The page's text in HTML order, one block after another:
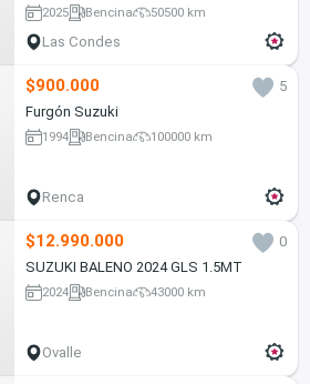
2025 Bencina 50500 km
Las Condes
$900.000
5
Furgón Suzuki
1994 Bencina 100000 km
Renca
$12.990.000
0
SUZUKI BALENO 2024 GLS 1.5MT
2024 Bencina 43000 km
Ovalle